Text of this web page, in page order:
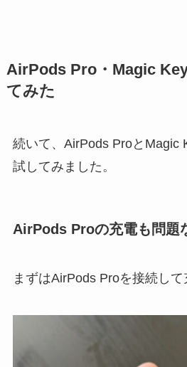
AirPods Pro・Magic
てみた
続いて、AirPods ProとMagic
試してみました。
AirPods Proの充電も問題
まずはAirPods Proを接続して